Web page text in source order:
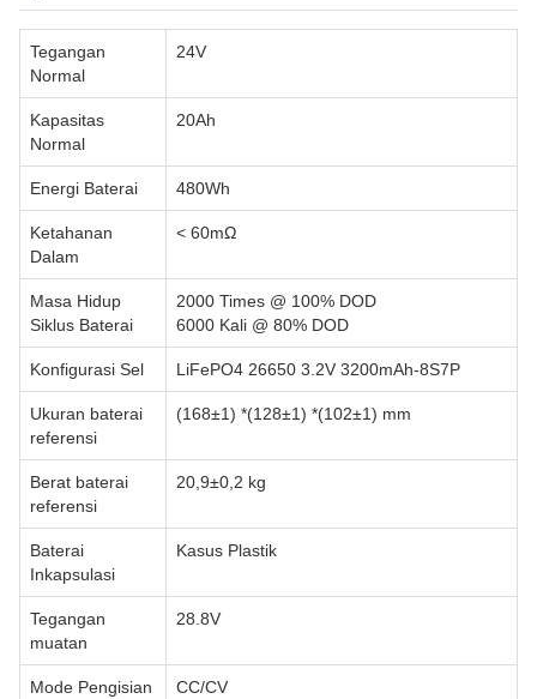
Tegangan
Normal
24V
Kapasitas
Normal
20Ah
Energi Baterai 480Wh
Ketahanan
Dalam
< 60mΩ
Masa Hidup
Siklus Baterai
2000 Times @ 100% DOD
6000 Kali @ 80% DOD
Konfigurasi Sel LiFePO4 26650 3.2V 3200mAh-8S7P
Ukuran baterai
referensi
(168±1) *(128±1) *(102±1) mm
Berat baterai
referensi
20,9±0,2 kg
Baterai
Inkapsulasi
Kasus Plastik
Tegangan
muatan
28.8V
Mode Pengisian CC/CV